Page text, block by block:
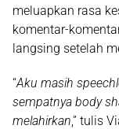
meluapkan rasa
komentar-
langsing setelah
“Aku masih
sempatnya body
melahirkan,” tulis